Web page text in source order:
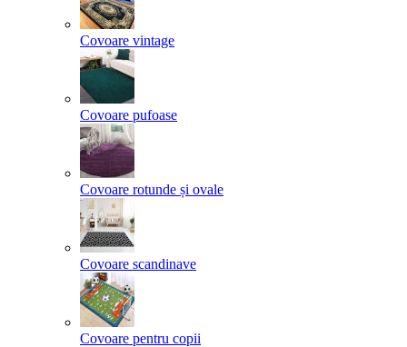
Covoare vintage
Covoare pufoase
Covoare rotunde și ovale
Covoare scandinave
Covoare pentru copii